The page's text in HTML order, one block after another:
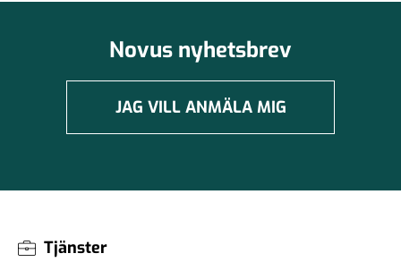
Novus nyhetsbrev
JAG VILL ANMÄLA MIG
Tjänster